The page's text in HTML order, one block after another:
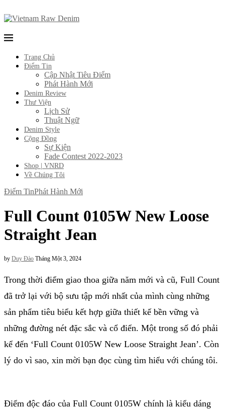
Trang Chủ
Điểm Tin
Cập Nhật Tiêu Điểm
Phát Hành Mới
Denim Review
Thư Viện
Lịch Sử
Thuật Ngữ
Denim Style
Cộng Đồng
Sự Kiện
Fade Contest 2022-2023
Shop | VNRD
Về Chúng Tôi
Điểm TinPhát Hành Mới
Full Count 0105W New Loose
Straight Jean
by Duy Đào Tháng Một 3, 2024
Trong thời điểm giao thoa giữa năm mới và cũ, Full Count
đã trở lại với bộ sưu tập mới nhất của mình cùng những
sản phẩm tiêu biểu kết hợp giữa thiết kế bền vững và
những đường nét đặc sắc và cổ điển. Một trong số đó phải
kể đến ‘Full Count 0105W New Loose Straight Jean’. Còn
lý do vì sao, xin mời bạn đọc cùng tìm hiểu với chúng tôi.
Điểm độc đáo của Full Count 0105W chính là kiểu dáng